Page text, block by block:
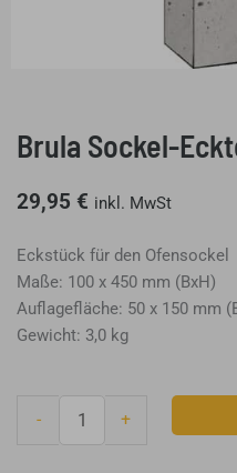
Brula Sockel-
29,95 € inkl. MwSt
Eckstück für den Ofensockel
Maße: 100 x 450 mm (BxH)
Auflagefläche: 50 x 150 mm
Gewicht: 3,0 kg
- +